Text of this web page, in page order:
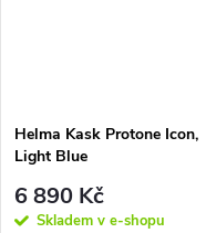
Helma Kask Protone Icon,
Light Blue
6 890 Kč
Skladem v e-shopu